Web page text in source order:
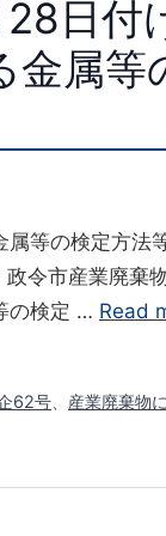
28日
金属等
属等の検定方
令市産業廃棄
の検定 … Read
62号
産業廃棄物